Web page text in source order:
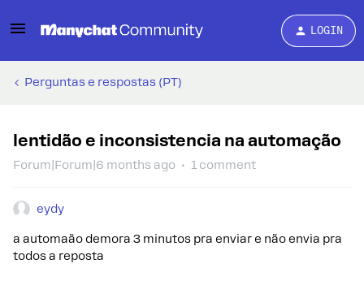
LOGIN
Perguntas e respostas (PT)
lentidão e inconsistencia na automação
Forum|Forum|6 months ago 1 comment
eydy
a automaão demora 3 minutos pra enviar e não envia pra
todos a reposta